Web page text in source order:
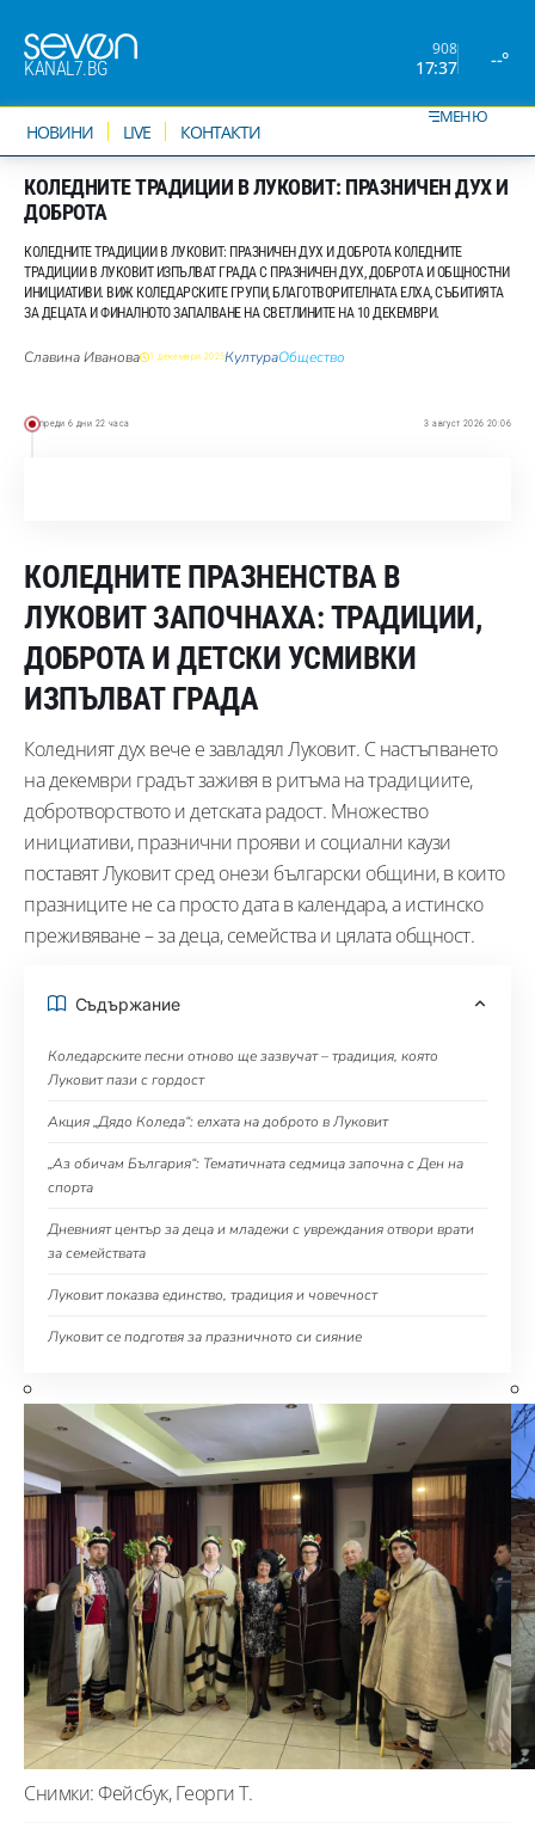
KANAL7.BG
908
17:37 --°
НОВИНИ LIVE КОНТАКТИ
МЕНЮ
КОЛЕДНИТЕ ТРАДИЦИИ В ЛУКОВИТ: ПРАЗНИЧЕН ДУХ И
ДОБРОТА
КОЛЕДНИТЕ ТРАДИЦИИ В ЛУКОВИТ: ПРАЗНИЧЕН ДУХ И ДОБРОТА КОЛЕДНИТЕ
ТРАДИЦИИ В ЛУКОВИТ ИЗПЪЛВАТ ГРАДА С ПРАЗНИЧЕН ДУХ, ДОБРОТА И ОБЩНОСТНИ
ИНИЦИАТИВИ. ВИЖ КОЛЕДАРСКИТЕ ГРУПИ, БЛАГОТВОРИТЕЛНАТА ЕЛХА, СЪБИТИЯТА
ЗА ДЕЦАТА И ФИНАЛНОТО ЗАПАЛВАНЕ НА СВЕТЛИНИТЕ НА 10 ДЕКЕМВРИ.
Славина Иванова 1 декември 2025КултураОбщество
преди 6 дни 22 часа 3 август 2026 20:06
КОЛЕДНИТЕ ПРАЗНЕНСТВА В
ЛУКОВИТ ЗАПОЧНАХА: ТРАДИЦИИ,
ДОБРОТА И ДЕТСКИ УСМИВКИ
ИЗПЪЛВАТ ГРАДА
Коледният дух вече е завладял Луковит. С настъпването
на декември градът заживя в ритъма на традициите,
добротворството и детската радост. Множество
инициативи, празнични прояви и социални каузи
поставят Луковит сред онези български общини, в които
празниците не са просто дата в календара, а истинско
преживяване – за деца, семейства и цялата общност.
Съдържание
Коледарските песни отново ще зазвучат – традиция, която
Луковит пази с гордост
Акция „Дядо Коледа“: елхата на доброто в Луковит
„Аз обичам България“: Тематичната седмица започна с Ден на
спорта
Дневният център за деца и младежи с увреждания отвори врати
за семействата
Луковит показва единство, традиция и човечност
Луковит се подготвя за празничното си сияние
Снимки: Фейсбук, Георги Т.